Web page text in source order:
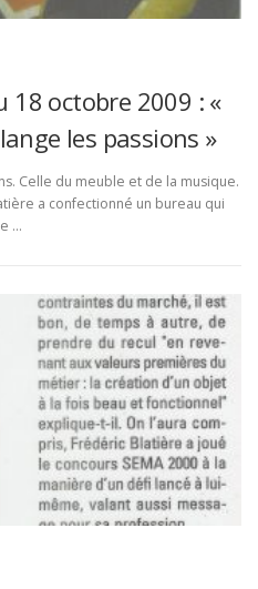
18 octobre 2009 : «
les passions »
Celle du meuble et de la musique.
a confectionné un bureau qui
…